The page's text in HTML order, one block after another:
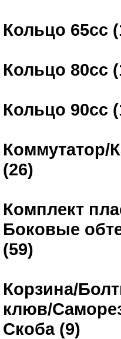
Кольцо 65сс
Кольцо 80сс
Кольцо 90сс
Коммутатор/
(26)
Комплект
Боковые
(59)
Корзина/
клюв/
Скоба (9)